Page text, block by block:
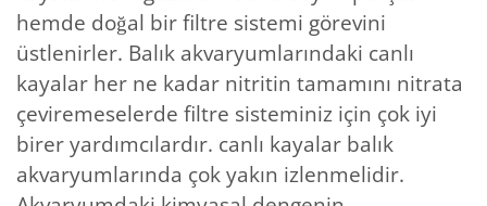
hemde doğal bir filtre sistemi görevini
üstlenirler. Balık akvaryumlarındaki canlı
kayalar her ne kadar nitritin tamamını nitrata
çeviremeselerde filtre sisteminiz için çok iyi
birer yardımcılardır. canlı kayalar balık
akvaryumlarında çok yakın izlenmelidir.